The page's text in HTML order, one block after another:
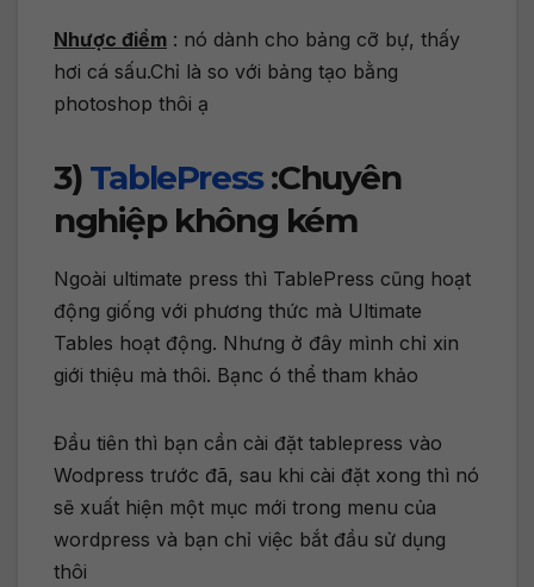
Nhược điểm : nó dành cho bảng cỡ bự, thấy
hơi cá sấu.Chỉ là so với bảng tạo bằng
photoshop thôi ạ
3) TablePress:Chuyên
nghiệp không kém
Ngoài ultimate press thì TablePress cũng hoạt
động giống với phương thức mà Ultimate
Tables hoạt động. Nhưng ở đây mình chỉ xin
giới thiệu mà thôi. Bạnc ó thể tham khảo
Đầu tiên thì bạn cần cài đặt tablepress vào
Wodpress trước đã, sau khi cài đặt xong thì nó
sẽ xuất hiện một mục mới trong menu của
wordpress và bạn chỉ việc bắt đầu sử dụng
thôi